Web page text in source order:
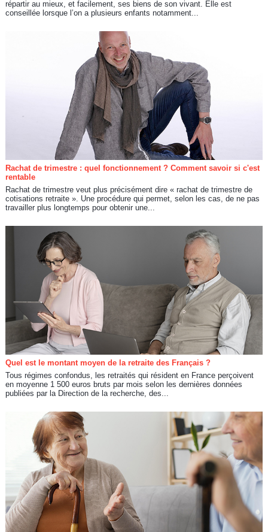
répartir au mieux, et facilement, ses biens de son vivant. Elle est
conseillée lorsque l’on a plusieurs enfants notamment...
Rachat de trimestre : quel fonctionnement ? Comment savoir si c'est
rentable
Rachat de trimestre veut plus précisément dire « rachat de trimestre de
cotisations retraite ». Une procédure qui permet, selon les cas, de ne pas
travailler plus longtemps pour obtenir une...
Quel est le montant moyen de la retraite des Français ?
Tous régimes confondus, les retraités qui résident en France perçoivent
en moyenne 1 500 euros bruts par mois selon les dernières données
publiées par la Direction de la recherche, des...